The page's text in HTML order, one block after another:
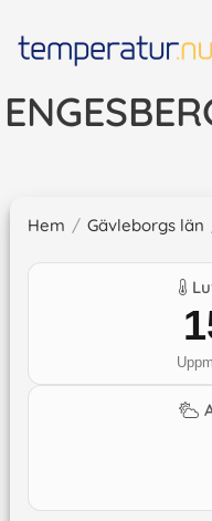
Hem / Gävleborgs län